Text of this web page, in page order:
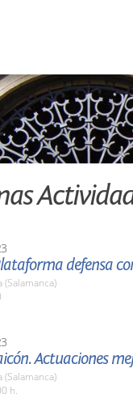
defensa
(Salamanca)
Actuaciones
(Salamanca)
h.